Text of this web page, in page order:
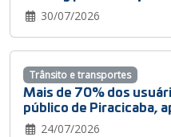
30/07/2026
Mais de 70% dos
público de Piracicaba,
24/07/2026
Trânsito e transportes